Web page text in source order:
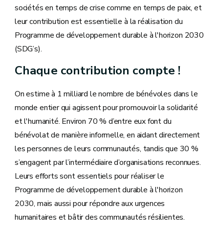
sociétés en temps de crise comme en temps de paix, et
leur contribution est essentielle à la réalisation du
Programme de développement durable à l'horizon 2030
(SDG’s).
Chaque contribution compte !
On estime à 1 milliard le nombre de bénévoles dans le
monde entier qui agissent pour promouvoir la solidarité
et l'humanité. Environ 70 % d’entre eux font du
bénévolat de manière informelle, en aidant directement
les personnes de leurs communautés, tandis que 30 %
s’engagent par l’intermédiaire d’organisations reconnues.
Leurs efforts sont essentiels pour réaliser le
Programme de développement durable à l'horizon
2030, mais aussi pour répondre aux urgences
humanitaires et bâtir des communautés résilientes.